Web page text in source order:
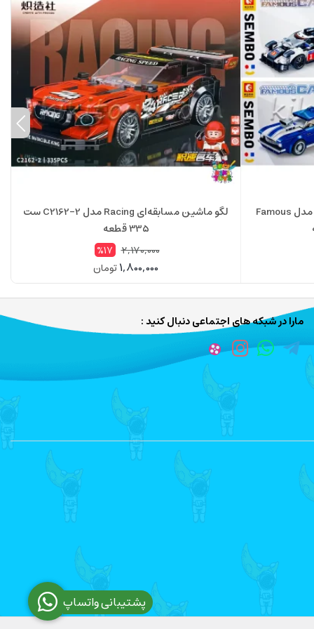
لگو ماشین مسابقه‌ای 4 در 1 سمبو مدل Famous
لگو ماشین مسابقه‌ای Racing مدل C2162-2 ست
335 قطعه
2,170,000
%17
1,800,000تومان
مارا در شبکه های اجتماعی دنبال کنید :
پشتیبانی واتساپ